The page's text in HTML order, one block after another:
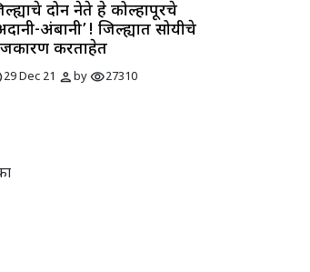
दोन नेते हे कोल्हापूरचे
अंबानी’! जिल्ह्यात सोयीचे
करताहेत
29 Dec 21 personbyvisibility27310